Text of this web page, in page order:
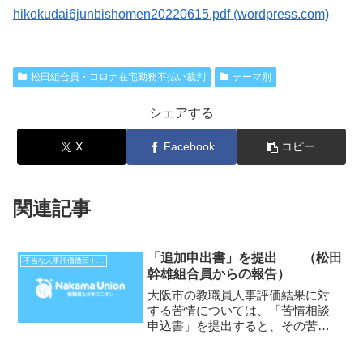
hikokudai6junbishomen20220615.pdf (wordpress.com)
松田組合員・コロナ在宅勤務不払い裁判 テーマ別
シェアする
X Facebook コピー
関連記事
「追加申出書」を提出 （松田
幹雄組合員からの報告）
大阪市の教職員人事評価結果に対
する苦情については、「苦情相談
申込書」を提出すると、その苦情